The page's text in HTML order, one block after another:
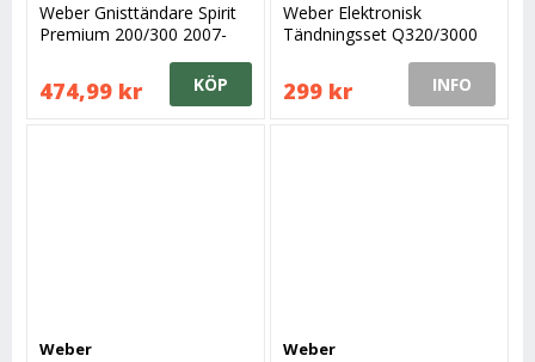
Weber Gnisttändare Spirit
Premium 200/300 2007-
474,99 kr KÖP
Weber Elektronisk
Tändningsset Q320/3000
299 kr INFO
Weber Weber